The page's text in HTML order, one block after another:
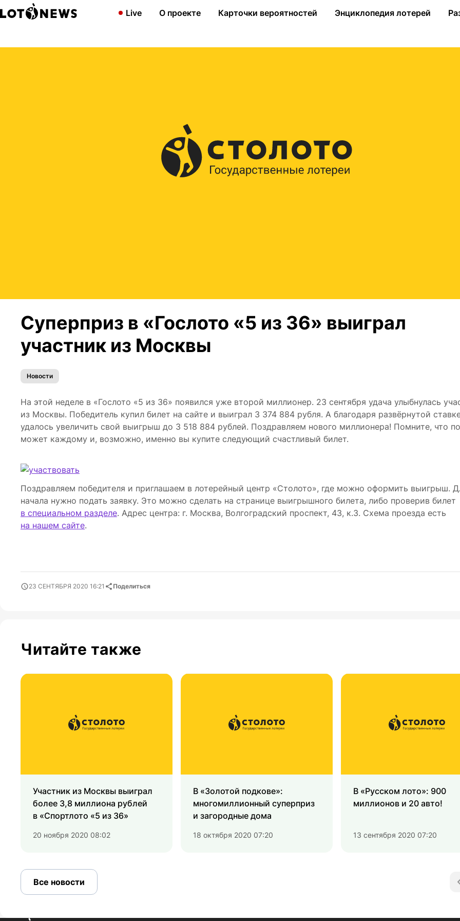
Live О проекте Карточки вероятностей Энциклопедия лотерей
Суперприз в «Гослото «5 из 36» выиграл
участник из Москвы
Новости
На этой неделе в «Гослото «5 из 36» появился уже второй миллионер. 23 сентября удача улыбнулась
из Москвы. Победитель купил билет на сайте и выиграл 3 374 884 рубля. А благодаря развёрнутой
удалось увеличить свой выигрыш до 3 518 884 рублей. Поздравляем нового миллионера! Помните, что
может каждому и, возможно, именно вы купите следующий счастливый билет.
Поздравляем победителя и приглашаем в лотерейный центр «Столото», где можно оформить выигрыш.
начала нужно подать заявку. Это можно сделать на странице выигрышного билета, либо проверив билет
в специальном разделе. Адрес центра: г. Москва, Волгоградский проспект, 43, к.3. Схема проезда есть
на нашем сайте.
23 СЕНТЯБРЯ 2020 16:21 Поделиться
Читайте также
Участник из Москвы выиграл
более 3,8 миллиона рублей
в «Спортлото «5 из 36»
20 ноября 2020 08:02
В «Золотой подкове»:
многомиллионный суперприз
и загородные дома
18 октября 2020 07:20
В «Русском лото»: 900
миллионов и 20 авто!
13 сентября 2020 07:20
Все новости